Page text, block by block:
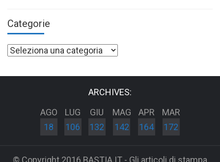
Categorie
Categorie
ARCHIVES:
AGO
18
LUG
106
GIU
132
MAG
142
APR
164
MAR
172
© Copyright 2016 BASTIA.IT - Gli articoli di stampa